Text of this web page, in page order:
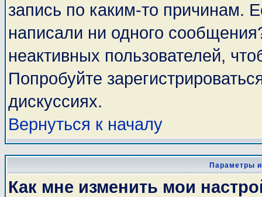
запись по каким-то причинам.
написали ни одного
неактивных пользователей,
Попробуйте
дискуссиях.
Вернуться к началу
Параметры
Как мне изменить мои